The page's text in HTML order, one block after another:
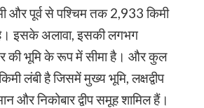
और पूर्व से पश्चिम तक 2,933 किमी
इसके अलावा, इसकी लगभग
की भूमि के रूप में सीमा है। और कुल
लंबी है जिसमें मुख्य भूमि, लक्षद्वीप
और निकोबार द्वीप समूह शामिल हैं।